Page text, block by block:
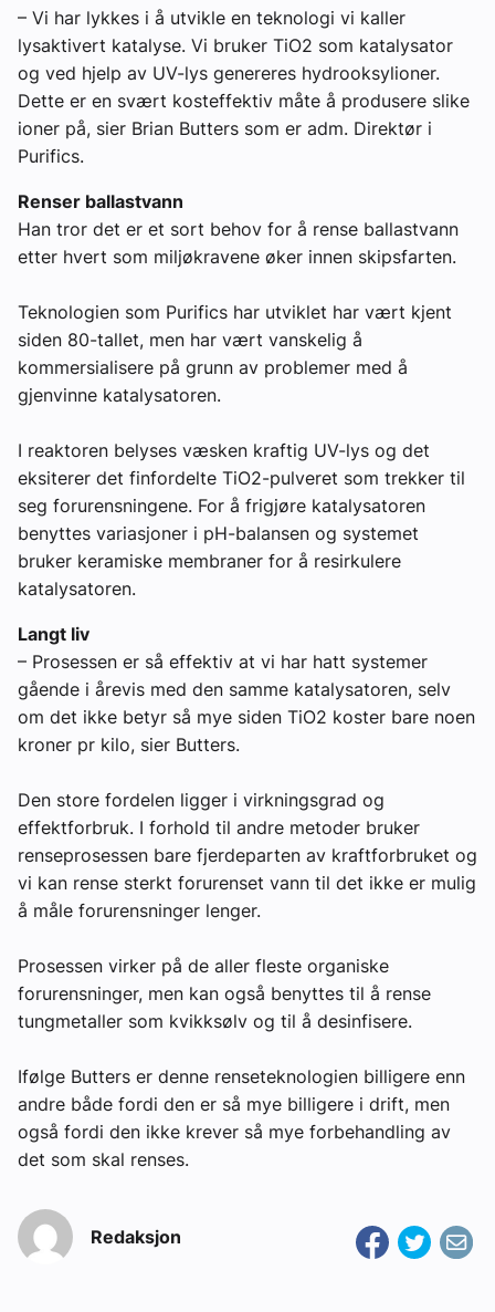
Annonsere i VVS Aktuelt
Kontakt oss
Tips oss
eBlad
– Vi har lykkes i å utvikle en teknologi vi kaller
lysaktivert katalyse. Vi bruker TiO2 som katalysator
og ved hjelp av UV-lys genereres hydrooksylioner.
Dette er en svært kosteffektiv måte å produsere slike
ioner på, sier Brian Butters som er adm. Direktør i
Purifics.
Renser ballastvann
Han tror det er et sort behov for å rense ballastvann
etter hvert som miljøkravene øker innen skipsfarten.
Teknologien som Purifics har utviklet har vært kjent
siden 80-tallet, men har vært vanskelig å
kommersialisere på grunn av problemer med å
gjenvinne katalysatoren.
I reaktoren belyses væsken kraftig UV-lys og det
eksiterer det finfordelte TiO2-pulveret som trekker til
seg forurensningene. For å frigjøre katalysatoren
benyttes variasjoner i pH-balansen og systemet
bruker keramiske membraner for å resirkulere
katalysatoren.
Langt liv
– Prosessen er så effektiv at vi har hatt systemer
gående i årevis med den samme katalysatoren, selv
om det ikke betyr så mye siden TiO2 koster bare noen
kroner pr kilo, sier Butters.
Den store fordelen ligger i virkningsgrad og
effektforbruk. I forhold til andre metoder bruker
renseprosessen bare fjerdeparten av kraftforbruket og
vi kan rense sterkt forurenset vann til det ikke er mulig
å måle forurensninger lenger.
Prosessen virker på de aller fleste organiske
forurensninger, men kan også benyttes til å rense
tungmetaller som kvikksølv og til å desinfisere.
Ifølge Butters er denne renseteknologien billigere enn
andre både fordi den er så mye billigere i drift, men
også fordi den ikke krever så mye forbehandling av
det som skal renses.
Redaksjon